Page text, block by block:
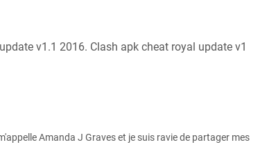
v1.1 2016. Clash apk cheat royal update v1
Amanda J Graves et je suis ravie de partager mes